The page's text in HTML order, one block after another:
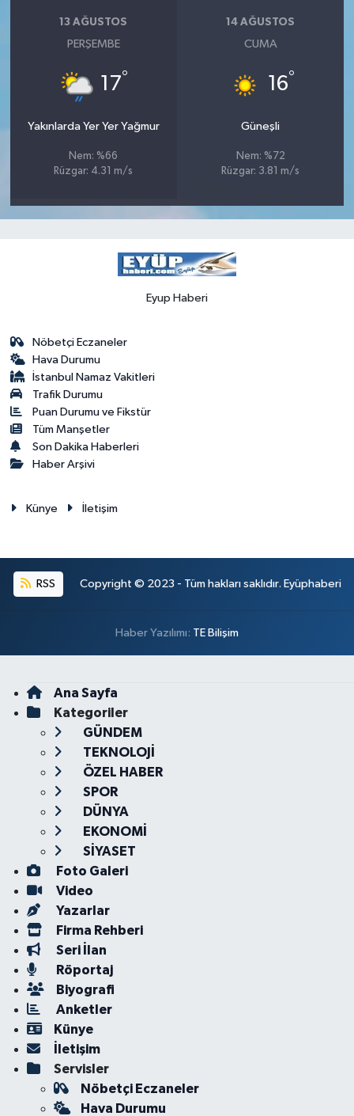
13 AĞUSTOS
PERŞEMBE
17°
Yakınlarda Yer Yer Yağmur
Nem: %66
Rüzgar: 4.31 m/s
14 AĞUSTOS
CUMA
16°
Güneşli
Nem: %72
Rüzgar: 3.81 m/s
Eyup Haberi
Nöbetçi Eczaneler
Hava Durumu
İstanbul Namaz Vakitleri
Trafik Durumu
Puan Durumu ve Fikstür
Tüm Manşetler
Son Dakika Haberleri
Haber Arşivi
Künye İletişim
RSS Copyright © 2023 - Tüm hakları saklıdır. Eyüphaberi
Haber Yazılımı: TE Bilişim
Ana Sayfa
Kategoriler
GÜNDEM
TEKNOLOJİ
ÖZEL HABER
SPOR
DÜNYA
EKONOMİ
SİYASET
Foto Galeri
Video
Yazarlar
Firma Rehberi
Seri İlan
Röportaj
Biyografi
Anketler
Künye
İletişim
Servisler
Nöbetçi Eczaneler
Hava Durumu